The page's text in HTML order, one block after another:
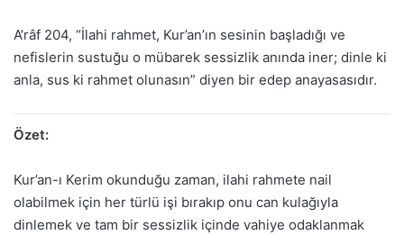
A’râf 204, “İlahi rahmet, Kur’an’ın sesinin başladığı ve
nefislerin sustuğu o mübarek sessizlik anında iner; dinle ki
anla, sus ki rahmet olunasın” diyen bir edep anayasasıdır.
Özet:
Kur’an-ı Kerim okunduğu zaman, ilahi rahmete nail
olabilmek için her türlü işi bırakıp onu can kulağıyla
dinlemek ve tam bir sessizlik içinde vahiye odaklanmak